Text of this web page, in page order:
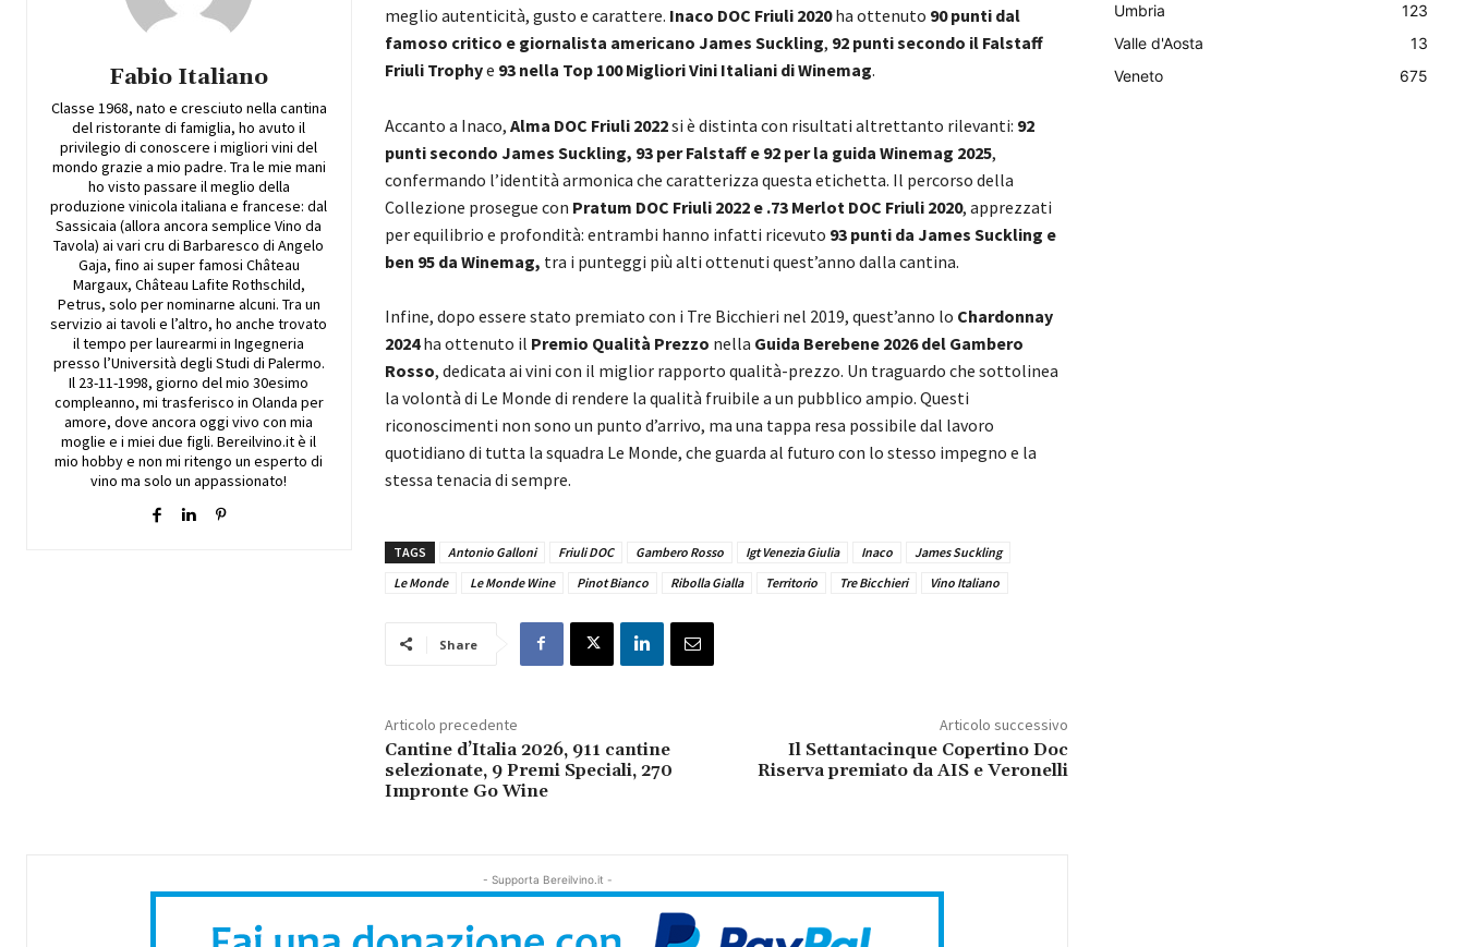
Fabio Italiano
Classe 1968, nato e cresciuto nella cantina
del ristorante di famiglia, ho avuto il
privilegio di conoscere i migliori vini del
mondo grazie a mio padre. Tra le mie mani
ho visto passare il meglio della
produzione vinicola italiana e francese: dal
Sassicaia (allora ancora semplice Vino da
Tavola) ai vari cru di Barbaresco di Angelo
Gaja, fino ai super famosi Château
Margaux, Château Lafite Rothschild,
Petrus, solo per nominarne alcuni. Tra un
servizio ai tavoli e l’altro, ho anche trovato
il tempo per laurearmi in Ingegneria
presso l’Università degli Studi di Palermo.
Il 23-11-1998, giorno del mio 30esimo
compleanno, mi trasferisco in Olanda per
amore, dove ancora oggi vivo con mia
moglie e i miei due figli. Bereilvino.it è il
mio hobby e non mi ritengo un esperto di
vino ma solo un appassionato!
meglio autenticità, gusto e carattere. Inaco DOC Friuli 2020ha ottenuto 90 punti dal
famoso critico e giornalista americano James Suckling, 92 punti secondo il Falstaff
Friuli Trophye 93 nella Top 100 Migliori Vini Italiani di Winemag.
Accanto a Inaco, Alma DOC Friuli 2022si è distinta con risultati altrettanto rilevanti: 92
punti secondo James Suckling, 93 per Falstaff e 92 per la guida Winemag 2025,
confermando l’identità armonica che caratterizza questa etichetta. Il percorso della
Collezione prosegue con Pratum DOC Friuli 2022 e .73 Merlot DOC Friuli 2020, apprezzati
per equilibrio e profondità: entrambi hanno infatti ricevuto 93 punti da James Suckling e
ben 95 da Winemag, tra i punteggi più alti ottenuti quest’anno dalla cantina.
Infine, dopo essere stato premiato con i Tre Bicchieri nel 2019, quest’anno lo Chardonnay
2024ha ottenuto il Premio Qualità Prezzo nella Guida Berebene 2026 del Gambero
Rosso, dedicata ai vini con il miglior rapporto qualità-prezzo. Un traguardo che sottolinea
la volontà di Le Monde di rendere la qualità fruibile a un pubblico ampio. Questi
riconoscimenti non sono un punto d’arrivo, ma una tappa resa possibile dal lavoro
quotidiano di tutta la squadra Le Monde, che guarda al futuro con lo stesso impegno e la
stessa tenacia di sempre.
TAGS Antonio Galloni Friuli DOC Gambero Rosso Igt Venezia Giulia Inaco
James Suckling
Le Monde
Le Monde Wine Pinot Bianco Ribolla Gialla Territorio Tre Bicchieri Vino Italiano
Share
Articolo precedente
Cantine d’Italia 2026, 911 cantine
selezionate, 9 Premi Speciali, 270
Impronte Go Wine
Articolo successivo
Il Settantacinque Copertino Doc
Riserva premiato da AIS e Veronelli
- Supporta Bereilvino.it -
Umbria
123
Valle d'Aosta
13
Veneto
675